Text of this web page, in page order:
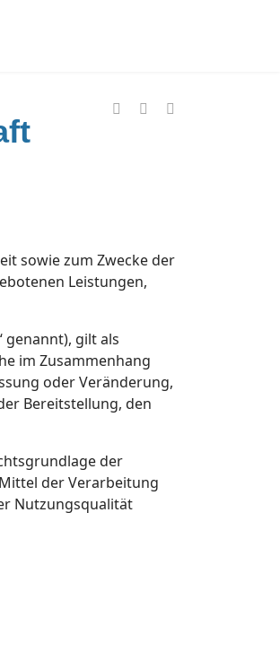
sowie zum Zwecke der
Leistungen,
genannt), gilt als
im Zusammenhang
oder Veränderung,
Bereitstellung, den
der
der Verarbeitung
Nutzungsqualität